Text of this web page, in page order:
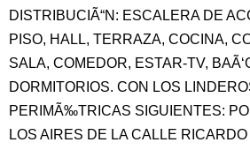
DISTRIBUCIÃ“N: ESCALERA DE
PISO, HALL, TERRAZA, COCINA,
SALA, COMEDOR, ESTAR-TV,
DORMITORIOS. CON LOS
PERIMÃ‰TRICAS SIGUIENTES:
LOS AIRES DE LA CALLE